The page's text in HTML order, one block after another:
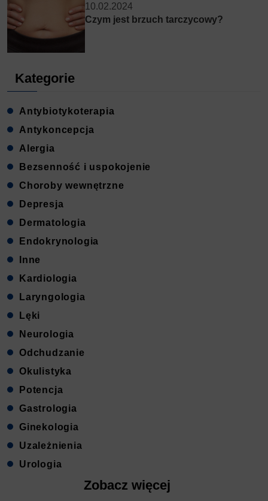
10.02.2024
Czym jest brzuch tarczycowy?
Kategorie
Antybiotykoterapia
Antykoncepcja
Alergia
Bezsenność i uspokojenie
Choroby wewnętrzne
Depresja
Dermatologia
Endokrynologia
Inne
Kardiologia
Laryngologia
Lęki
Neurologia
Odchudzanie
Okulistyka
Potencja
Gastrologia
Ginekologia
Uzależnienia
Urologia
Zobacz więcej